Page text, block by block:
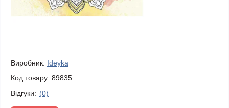
Виробник: Ideyka
Код товару: 89835
Відгуки: (0)